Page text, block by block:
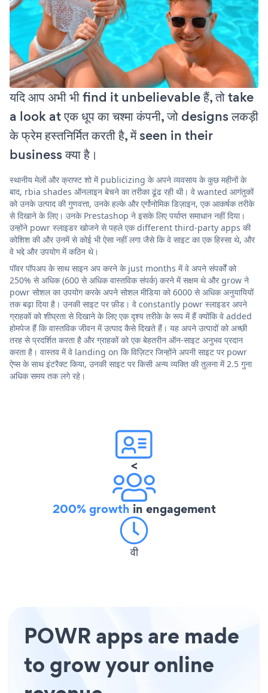
यदि आप अभी भी find it unbelievable हैं, तो take
a look at एक धूप का चश्मा कंपनी, जो designs लकड़ी
के फ्रेम हस्तनिर्मित करती है, में seen in their
business क्या है।
स्थानीय मेलों और क्राफ्ट शो में publicizing के अपने व्यवसाय के कुछ महीनों के
बाद, rbia shades ऑनलाइन बेचने का तरीका ढूंढ रही थी। वे wanted आगंतुकों
को उनके उत्पाद की गुणवत्ता, उनके हल्के और एर्गोनोमिक डिज़ाइन, एक आकर्षक तरीके
से दिखाने के लिए। उनके Prestashop ने इसके लिए पर्याप्त समाधान नहीं दिया।
उन्होंने powr स्लाइडर खोजने से पहले एक different third-party apps की
कोशिश की और उनमें से कोई भी ऐसा नहीं लगा जैसे कि वे साइट का एक हिस्सा थे, और
वे भद्दे और उपयोग में कठिन थे।
पॉवर पॉपअप के साथ साइन अप करने के just months में वे अपने संपर्कों को
250% से अधिक (600 से अधिक वास्तविक संपर्क) करने में सक्षम थे और grow ने
powr सोशल का उपयोग करके अपने सोशल मीडिया को 6000 से अधिक अनुयायियों
तक बढ़ा दिया है। उनकी साइट पर फ़ीड। वे constantly powr स्लाइडर अपने
ग्राहकों को शीघ्रता से दिखाने के लिए एक दृश्य तरीके के रूप में हैं क्योंकि वे added
होमपेज हैं कि वास्तविक जीवन में उत्पाद कैसे दिखते हैं। यह अपने उत्पादों को अच्छी
तरह से प्रदर्शित करता है और ग्राहकों को एक बेहतरीन ऑन-साइट अनुभव प्रदान
करता है। वास्तव में वे landing on कि विज़िटर जिन्होंने अपनी साइट पर powr
ऐप्स के साथ इंटरैक्ट किया, उनकी साइट पर किसी अन्य व्यक्ति की तुलना में 2.5 गुना
अधिक समय तक लगे रहे।
<
200% growth in engagement
वी
POWR apps are made
to grow your online